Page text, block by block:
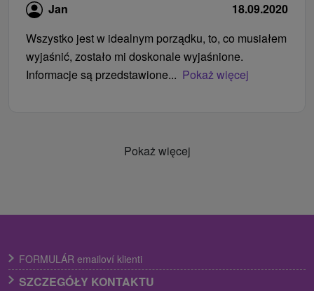
Jan
18.09.2020
Wszystko jest w idealnym porządku, to, co musiałem
wyjaśnić, zostało mi doskonale wyjaśnione.
Informacje są przedstawione... Pokaż więcej
Pokaż więcej
FORMULÁR emailoví klienti
SZCZEGÓŁY KONTAKTU